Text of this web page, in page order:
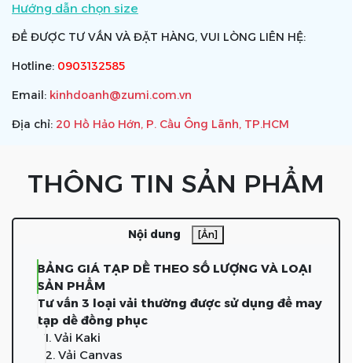
Hướng dẫn chọn size
ĐỂ ĐƯỢC TƯ VẤN VÀ ĐẶT HÀNG, VUI LÒNG LIÊN HỆ:
Hotline: 0903132585
Email: kinhdoanh@zumi.com.vn
Địa chỉ: 20 Hồ Hảo Hớn, P. Cầu Ông Lãnh, TP.HCM
THÔNG TIN SẢN PHẨM
Nội dung [Ẩn]
BẢNG GIÁ TẠP DỀ THEO SỐ LƯỢNG VÀ LOẠI
SẢN PHẨM
Tư vấn 3 loại vải thường được sử dụng để may
tạp dề đồng phục
1. Vải Kaki
2. Vải Canvas